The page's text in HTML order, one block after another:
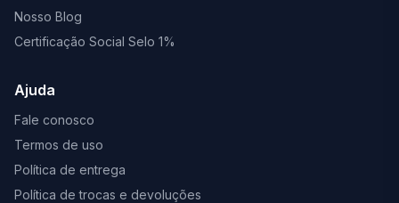
Nosso Blog
Certificação Social Selo 1%
Ajuda
Fale conosco
Termos de uso
Política de entrega
Política de trocas e devoluções